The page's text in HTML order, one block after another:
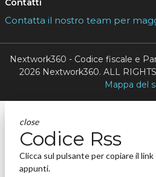
Contatti
Contatta il nostro team per
Nextwork360 - Codice fiscale e
2026 Nextwork360. ALL
Mappa del
close
Codice Rss
Clicca sul pulsante per copiare il link
appunti.